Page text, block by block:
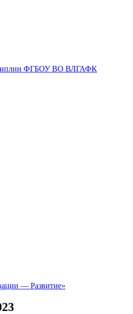
ФГБОУ ВО ВЛГАФК
— Развитие»